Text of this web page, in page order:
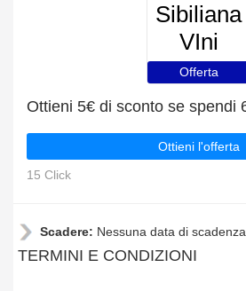
Sibiliana
VIni
Offerta
Ottieni l'offerta
15 Click
Scadere: Nessuna data di scadenza
TERMINI E CONDIZIONI